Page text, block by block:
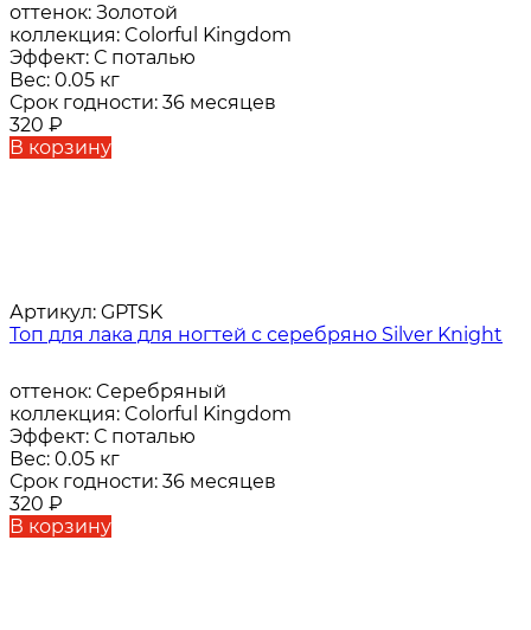
оттенок: Золотой
коллекция: Colorful Kingdom
Эффект: С поталью
Вес: 0.05 кг
Срок годности: 36 месяцев
320 ₽
В корзину
Артикул: GPTSK
Топ для лака для ногтей с серебряно Silver Knight
оттенок: Cеребряный
коллекция: Colorful Kingdom
Эффект: С поталью
Вес: 0.05 кг
Срок годности: 36 месяцев
320 ₽
В корзину